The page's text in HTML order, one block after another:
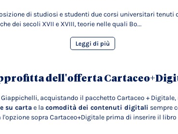
di studiosi e studenti due corsi universitari tenuti
dei secoli XVII e XVIII, teorie nelle quali Bo...
Leggi di più
dell'offerta
acquistando il pacchetto Cartaceo + Digitale,
su carta e la comodità dei contenuti digitali sempre
l'opzione sopra Cartaceo+Digitale prima di inserire il libro